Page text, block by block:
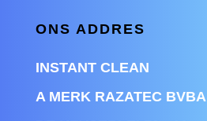
ONS ADDRES
INSTANT CLEAN
A MERK RAZATEC BVBA